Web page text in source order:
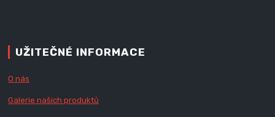
UŽITEČNÉ INFORMACE
O nás
Galerie našich produktů